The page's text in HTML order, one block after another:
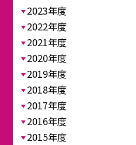
2023年度
2022年度
2021年度
2020年度
2019年度
2018年度
2017年度
2016年度
2015年度